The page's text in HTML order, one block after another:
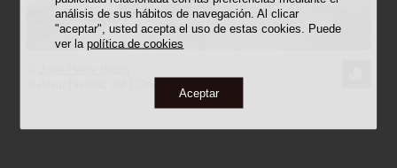
análisis de sus hábitos de navegación. Al clicar
"aceptar", usted acepta el uso de estas cookies. Puede
ver lapolítica de cookies
Aceptar